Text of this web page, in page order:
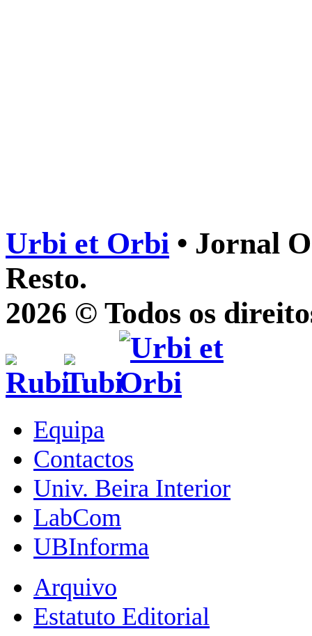
Urbi et Orbi • Jornal
Resto.
2026 © Todos os
Equipa
Contactos
Univ. Beira Interior
LabCom
UBInforma
Arquivo
Estatuto Editorial